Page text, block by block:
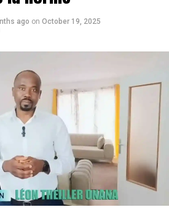
ago on October 19, 2025